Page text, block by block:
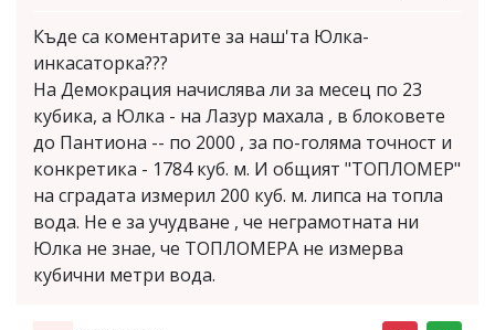
Къде са коментарите за наш'та Юлка-
инкасаторка???
На Демокрация начислява ли за месец по 23
кубика, а Юлка - на Лазур махала , в блоковете
до Пантиона -- по 2000 , за по-голяма точност и
конкретика - 1784 куб. м. И общият "ТОПЛОМЕР"
на сградата измерил 200 куб. м. липса на топла
вода. Не е за учудване , че неграмотната ни
Юлка не знае, че ТОПЛОМЕРА не измерва
кубични метри вода.